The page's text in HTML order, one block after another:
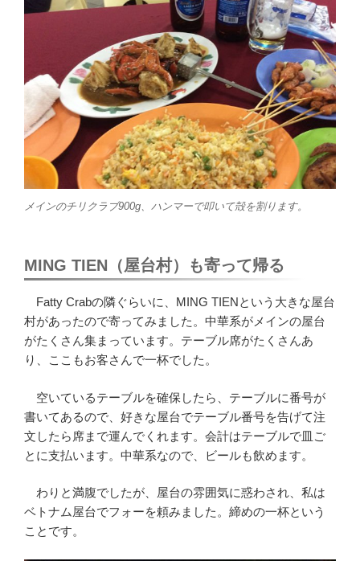
メインのチリクラブ900g、ハンマーで叩いて殻を割ります。
MING TIEN（屋台村）も寄って帰る
Fatty Crabの隣ぐらいに、MING TIENという大きな屋台
村があったので寄ってみました。中華系がメインの屋台
がたくさん集まっています。テーブル席がたくさんあ
り、ここもお客さんで一杯でした。
空いているテーブルを確保したら、テーブルに番号が
書いてあるので、好きな屋台でテーブル番号を告げて注
文したら席まで運んでくれます。会計はテーブルで皿ご
とに支払います。中華系なので、ビールも飲めます。
わりと満腹でしたが、屋台の雰囲気に惑わされ、私は
ベトナム屋台でフォーを頼みました。締めの一杯という
ことです。